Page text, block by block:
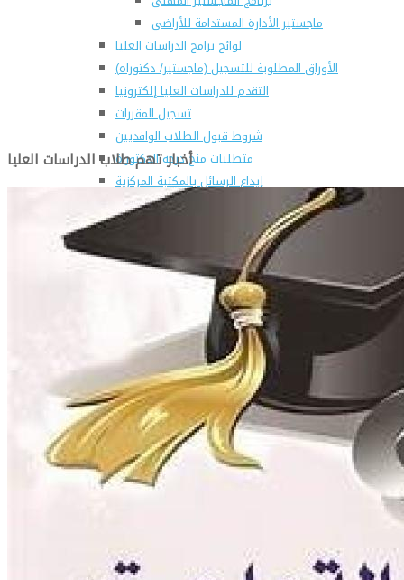
ماجستير الأدارة المستدامة للأراضى
لوائح برامج الدراسات العليا
(الأوراق المطلوبة للتسجيل (ماجستير/ دكتوراه
التقدم للدراسات العليا إلكترونيا
تسجيل المقررات
شروط قبول الطلاب الوافديين
متطلبات منح درجة الدكتوراة
إيداع الرسائل بالمكتبة المركزية
نماذج البعثات والمهمات العلمية
قواعد كتابة الرسائل العلمية
محطة التجارب و البحوث الزراعية
خدمة المجتمع وتنمية البيئة
تقرير قطاع شئون البيئة و خدمة المجتمع
عن قطاع خدمة المجتمع وتنمية البيئة
الخطة السنوية للقطاع
وحدة الأزمات والكوارث
أنشطة قطاع شئون البيئة و خدمة المجتمع
رعاية الشباب والخريجون
رعاية الشباب
إدارة رعاية الشباب
الخدمات التى تقدمها الإدارة
مستشارى لجان الإتحاد
أخبار تهم طلاب الدراسات العليا